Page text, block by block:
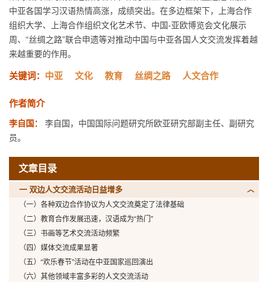
中亚各国学习汉语热情高涨，成绩突出。在多边框架下，上海合作
组织大学、上海合作组织文化艺术节、中国-亚欧博览会文化展示
周、“丝绸之路”联合申遗等对推动中国与中亚各国人文交流发挥着越
来越重要的作用。
关键词： 中亚 文化 教育 丝绸之路 人文合作
作者简介
李自国：
李自国，中国国际问题研究所欧亚研究部副主任、副研究
员。
文章目录
一 双边人文交流活动日益增多
（一）各种双边合作协议为人文交流奠定了法律基础
（二）教育合作发展迅速，汉语成为“热门”
（三）书画等艺术交流活动频繁
（四）媒体交流成果显著
（五）“欢乐春节”活动在中亚国家巡回演出
（六）其他领域丰富多彩的人文交流活动